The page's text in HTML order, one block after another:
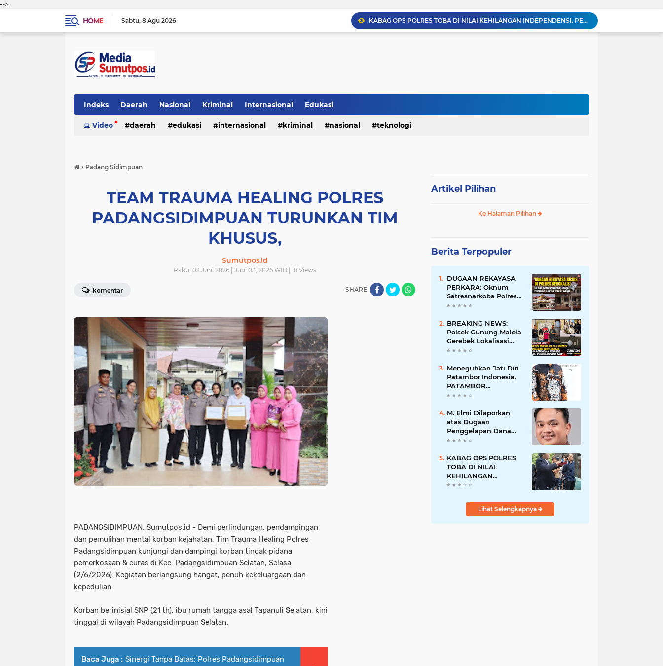
-->
HOME
Sabtu 8 Agu 2026
KABAG OPS POLRES TOBA DI NILAI KEHILANGAN INDEPENDENSI. PENGAMANAN PENEMBOKAN TANAH DI LAGUBOTI DAPAT SOROTAN.
BREAKING NEWS: Polsek Gunung Malela Gerebek Lokalisasi Bukit Maraja, Dua Perempuan Menangis Saat Diciduk Bersama Sabu
‎Wakil Bupati Audiensi dengan Wamenaker RI, Dorong Penguatan SDM dan Perlindungan Pekerja di Tanjung Jabung Barat ‎ ‎
Indeks Daerah Nasional Kriminal Internasional Edukasi
Video daerah edukasi internasional kriminal nasional teknologi
› Padang Sidimpuan
TEAM TRAUMA HEALING POLRES
PADANGSIDIMPUAN TURUNKAN TIM
KHUSUS,
Sumutpos.id
Rabu, 03 Juni 2026 | Juni 03, 2026 WIB | 0Views
komentar SHARE
PADANGSIDIMPUAN. Sumutpos.id - Demi perlindungan, pendampingan
dan pemulihan mental korban kejahatan, Tim Trauma Healing Polres
Padangsidimpuan kunjungi dan dampingi korban tindak pidana
pemerkosaan & curas di Kec. Padangsidimpuan Selatan, Selasa
(2/6/2026). Kegiatan berlangsung hangat, penuh kekeluargaan dan
kepedulian.
Korban berinisial SNP (21 th), ibu rumah tangga asal Tapanuli Selatan, kini
tinggal di wilayah Padangsidimpuan Selatan.
Baca Juga : Sinergi Tanpa Batas: Polres Padangsidimpuan
Artikel Pilihan
Ke Halaman Pilihan
Berita Terpopuler
DUGAAN REKAYASA
PERKARA: Oknum
Satresnarkoba Polres
Bengkalis Diduga
Hingga Paksa Warga
Hadir di TKP
BREAKING NEWS:
Polsek Gunung Malela
Gerebek Lokalisasi
Bukit Maraja, Dua
Saat Diciduk Bersama
Sabu
Meneguhkan Jati Diri
Patambor Indonesia.
PATAMBOR
INDONESIA Akan
Jakarta.
M. Elmi Dilaporkan
atas Dugaan
Penggelapan Dana
Pensiunan Guru dan
Pastikan Proses
Hukum Berjalan
KABAG OPS POLRES
TOBA DI NILAI
KEHILANGAN
INDEPENDENSI.
PENEMBOKAN TANAH
DI LAGUBOTI DAPAT
Lihat Selengkapnya